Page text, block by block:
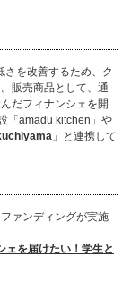
を改善するため、ク
販売商品として、通
だフィナンシェを開
「amadu kitchen」や
」と連携して
ァンディングが実施
ェを届けたい！学生と